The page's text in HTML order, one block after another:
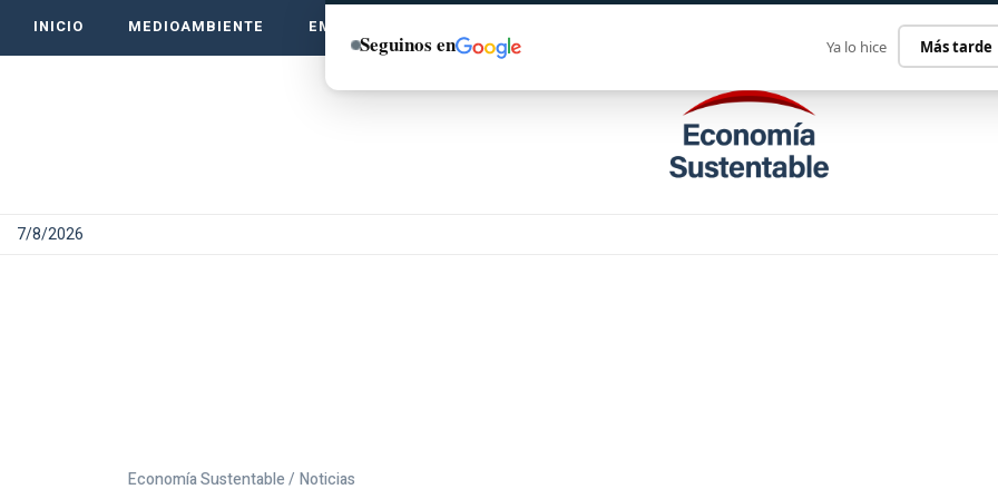
INICIO MEDIOAMBIENTE EMPRENDE VERDE
7/8/2026
Economía Sustentable / Noticias
Seguinos en Ya lo hice Más tarde